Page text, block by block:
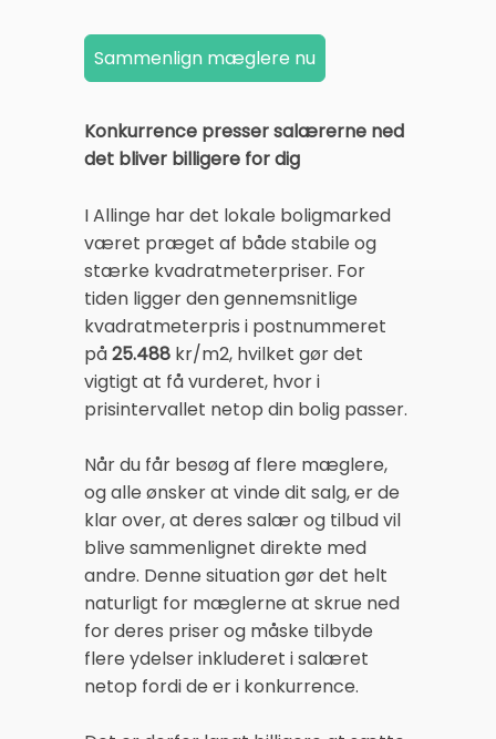
Konkurrence presser salærerne ned
det bliver billigere for dig
I Allinge har det lokale boligmarked
været præget af både stabile og
stærke kvadratmeterpriser. For
tiden ligger den gennemsnitlige
kvadratmeterpris i postnummeret
på25.488 kr/m2, hvilket gør det
vigtigt at få vurderet, hvor i
prisintervallet netop din bolig passer.
Når du får besøg af flere mæglere,
og alle ønsker at vinde dit salg, er de
klar over, at deres salær og tilbud vil
blive sammenlignet direkte med
andre. Denne situation gør det helt
naturligt for mæglerne at skrue ned
for deres priser og måske tilbyde
flere ydelser inkluderet i salæret
netop fordi de er i konkurrence.